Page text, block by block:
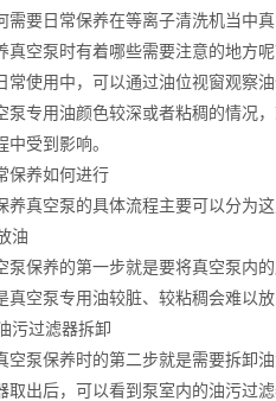
日常保养在等离子清洗机当中真
真空泵时有着哪些需要注意的地方
用中，可以通过油位视窗观察油
泵专用油颜色较深或者粘稠的情况
中受到影响。
养如何进行
真空泵的具体流程主要可以分为这
养的第一步就是要将真空泵内的
真空泵专用油较脏、较粘稠会难以
过滤器拆卸
保养时的第二步就是需要拆卸油
取出后，可以看到泵室内的油污过滤